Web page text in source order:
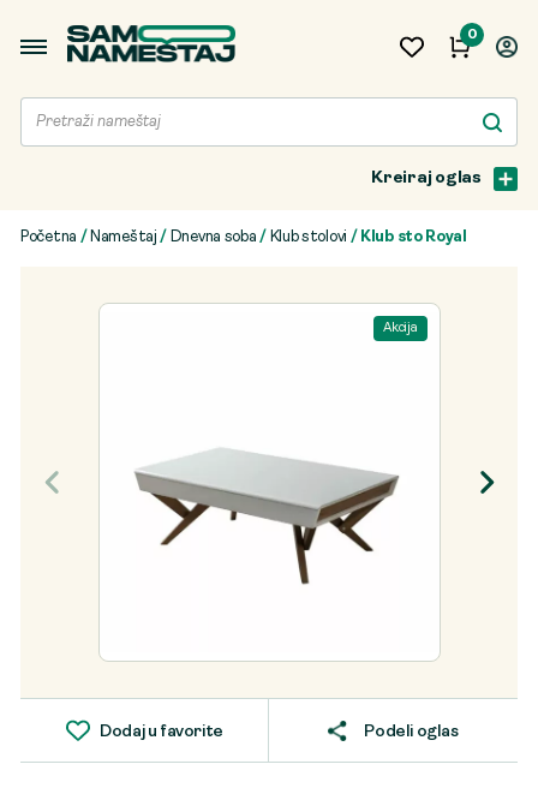
0
Kreiraj oglas
Početna / Nameštaj / Dnevna soba / Klub stolovi / Klub sto Royal
Akcija
Dodaj u favorite Podeli oglas